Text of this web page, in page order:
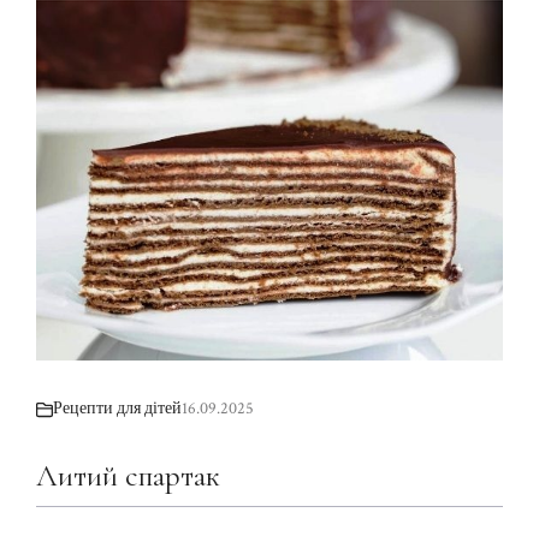
Рецепти для дітей16.09.2025
Литий спартак